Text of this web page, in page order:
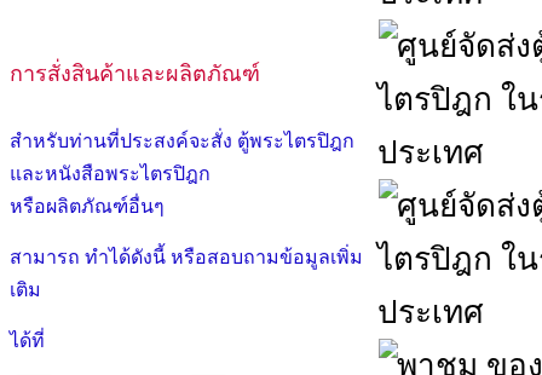
การสั่งสินค้าและผลิตภัณฑ์
สำหรับท่านที่ประสงค์จะสั่ง ตู้พระไตรปิฎก
และหนังสือพระไตรปิฎก
หรือผลิตภัณฑ์อื่นๆ
สามารถ ทำได้ดังนี้ หรือสอบถามข้อมูลเพิ่ม
เติม
ได้ที่